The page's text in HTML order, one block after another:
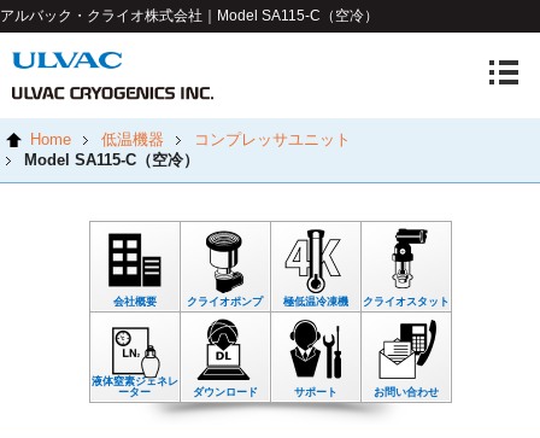
アルバック・クライオ株式会社｜Model SA115-C（空冷）
Home 低温機器
コンプレッサユニット
Model SA115-C（空冷）
会社概要 クライオポンプ 極低温冷凍機 クライオスタット
液体窒素ジェネレ
ーター
ダウンロード サポート お問い合わせ